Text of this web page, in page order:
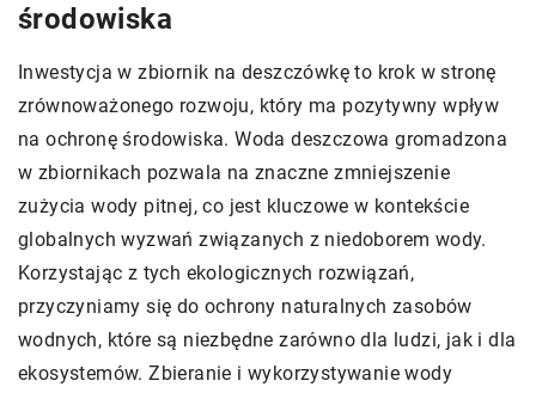
środowiska
Inwestycja w zbiornik na deszczówkę to krok w stronę
zrównoważonego rozwoju, który ma pozytywny wpływ
na ochronę środowiska. Woda deszczowa gromadzona
w zbiornikach pozwala na znaczne zmniejszenie
zużycia wody pitnej, co jest kluczowe w kontekście
globalnych wyzwań związanych z niedoborem wody.
Korzystając z tych ekologicznych rozwiązań,
przyczyniamy się do ochrony naturalnych zasobów
wodnych, które są niezbędne zarówno dla ludzi, jak i dla
ekosystemów. Zbieranie i wykorzystywanie wody